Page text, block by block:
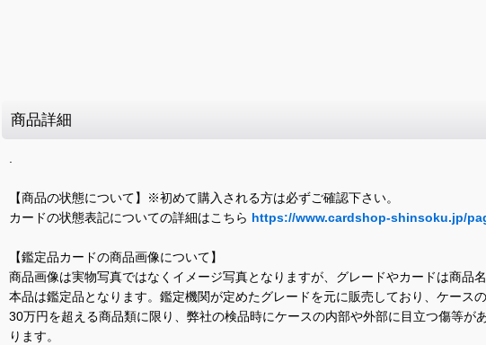
商品詳細
.
【商品の状態について】※初めて購入される方は必ずご確認下さい。
カードの状態表記についての詳細はこちら https://www.cardshop-shinsoku.jp/
【鑑定品カードの商品画像について】
商品画像は実物写真ではなくイメージ写真となりますが、グレードやカードは商品名
本品は鑑定品となります。鑑定機関が定めたグレードを元に販売しており、ケース
30万円を超える商品類に限り、弊社の検品時にケースの内部や外部に目立つ傷等
ります。